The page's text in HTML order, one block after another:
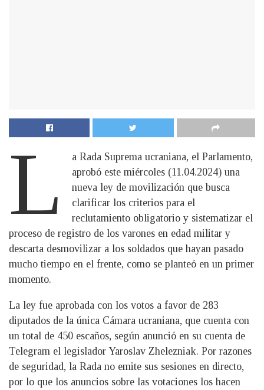
L
a Rada Suprema ucraniana, el Parlamento,
aprobó este miércoles (11.04.2024) una
nueva ley de movilización que busca
clarificar los criterios para el
reclutamiento obligatorio y sistematizar el
proceso de registro de los varones en edad militar y
descarta desmovilizar a los soldados que hayan pasado
mucho tiempo en el frente, como se planteó en un primer
momento.
La ley fue aprobada con los votos a favor de 283
diputados de la única Cámara ucraniana, que cuenta con
un total de 450 escaños, según anunció en su cuenta de
Telegram el legislador Yaroslav Zhelezniak. Por razones
de seguridad, la Rada no emite sus sesiones en directo,
por lo que los anuncios sobre las votaciones los hacen